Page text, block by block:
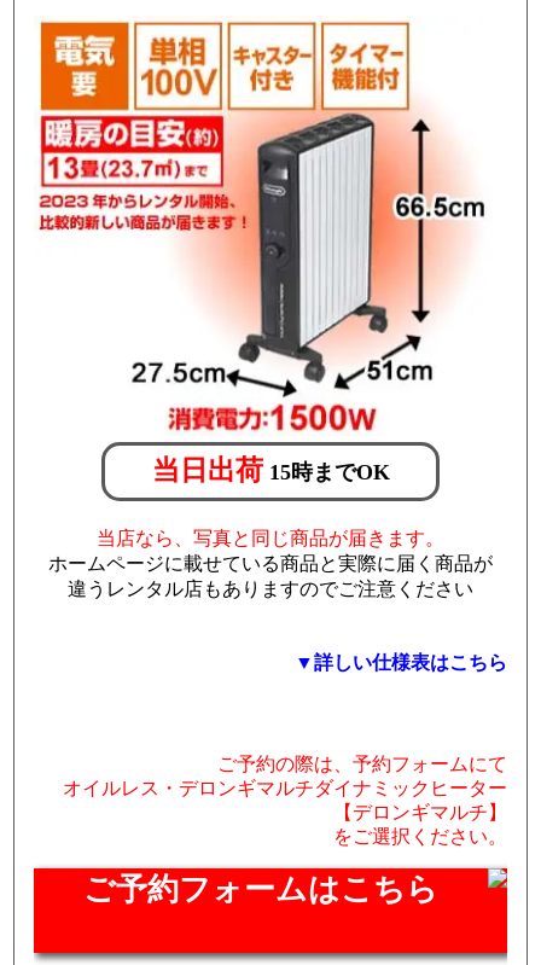
当日出荷 15時までOK
当店なら、写真と同じ商品が届きます。
ホームページに載せている商品と実際に届く商品が
違うレンタル店もありますのでご注意ください
▼詳しい仕様表はこちら
ご予約の際は、予約フォームにて
オイルレス・デロンギマルチダイナミックヒーター
【デロンギマルチ】
をご選択ください。
ご予約フォームはこちら